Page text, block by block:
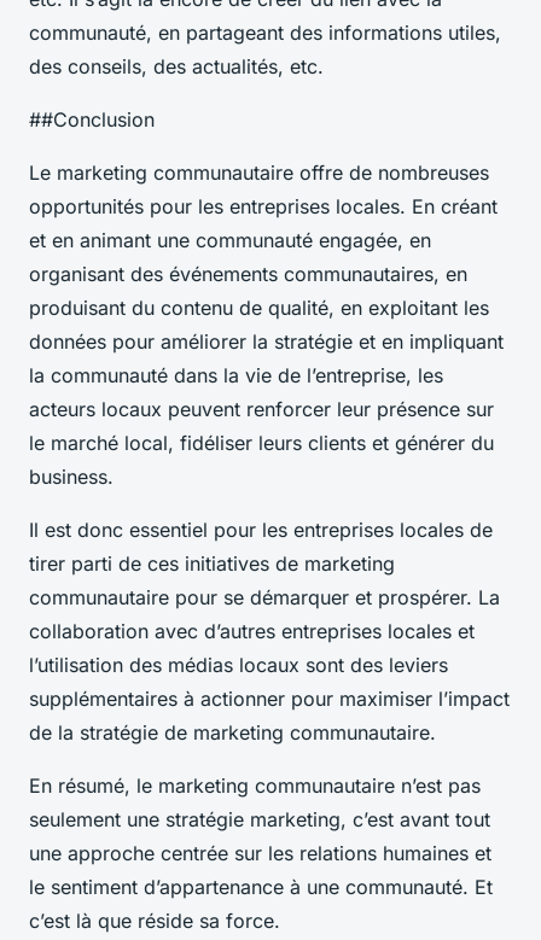
communauté, en partageant des informations utiles,
des conseils, des actualités, etc.
##Conclusion
Le marketing communautaire offre de nombreuses
opportunités pour les entreprises locales. En créant
et en animant une communauté engagée, en
organisant des événements communautaires, en
produisant du contenu de qualité, en exploitant les
données pour améliorer la stratégie et en impliquant
la communauté dans la vie de l’entreprise, les
acteurs locaux peuvent renforcer leur présence sur
le marché local, fidéliser leurs clients et générer du
business.
Il est donc essentiel pour les entreprises locales de
tirer parti de ces initiatives de marketing
communautaire pour se démarquer et prospérer. La
collaboration avec d’autres entreprises locales et
l’utilisation des médias locaux sont des leviers
supplémentaires à actionner pour maximiser l’impact
de la stratégie de marketing communautaire.
En résumé, le marketing communautaire n’est pas
seulement une stratégie marketing, c’est avant tout
une approche centrée sur les relations humaines et
le sentiment d’appartenance à une communauté. Et
c’est là que réside sa force.